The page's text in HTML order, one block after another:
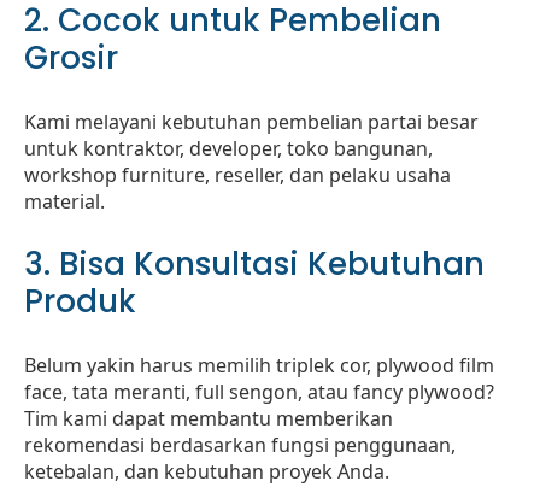
2. Cocok untuk Pembelian
Grosir
Kami melayani kebutuhan pembelian partai besar
untuk kontraktor, developer, toko bangunan,
workshop furniture, reseller, dan pelaku usaha
material.
3. Bisa Konsultasi Kebutuhan
Produk
Belum yakin harus memilih triplek cor, plywood film
face, tata meranti, full sengon, atau fancy plywood?
Tim kami dapat membantu memberikan
rekomendasi berdasarkan fungsi penggunaan,
ketebalan, dan kebutuhan proyek Anda.